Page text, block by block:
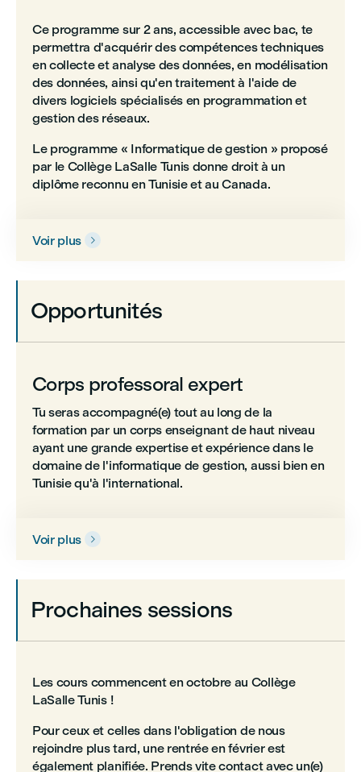
Ce programme sur 2 ans, accessible avec bac, te
permettra d'acquérir des compétences techniques
en collecte et analyse des données, en modélisation
des données, ainsi qu'en traitement à l'aide de
divers logiciels spécialisés en programmation et
gestion des réseaux.
Le programme « Informatique de gestion » proposé
par le Collège LaSalle Tunis donne droit à un
diplôme reconnu en Tunisie et au Canada.
Voir plus 
Opportunités
Corps professoral expert
Tu seras accompagné(e) tout au long de la
formation par un corps enseignant de haut niveau
ayant une grande expertise et expérience dans le
domaine de l'informatique de gestion, aussi bien en
Tunisie qu'à l'international.
Voir plus 
Prochaines sessions
Les cours commencent en octobre au Collège
LaSalle Tunis !
Pour ceux et celles dans l'obligation de nous
rejoindre plus tard, une rentrée en février est
également planifiée. Prends vite contact avec un(e)